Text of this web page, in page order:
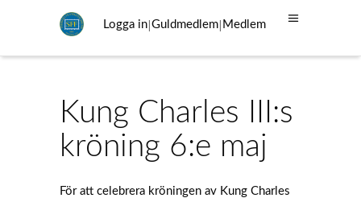
Logga in|Guldmedlem| Medlem
Kung Charles III:s
kröning 6:e maj
För att celebrera kröningen av Kung Charles